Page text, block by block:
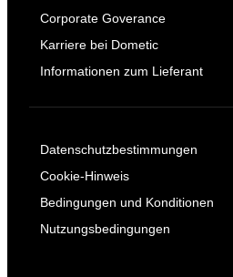
Corporate Goverance
Karriere bei Dometic
Informationen zum Lieferant
Datenschutzbestimmungen
Cookie-Hinweis
Bedingungen und Konditionen
Nutzungsbedingungen